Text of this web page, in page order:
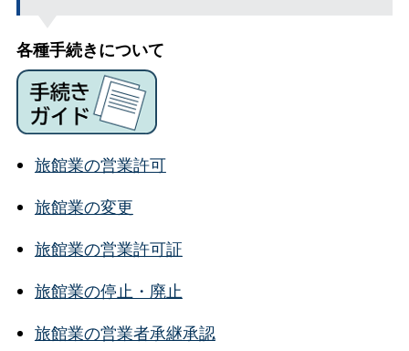
各種手続きについて
旅館業の営業許可
旅館業の変更
旅館業の営業許可証
旅館業の停止・廃止
旅館業の営業者承継承認